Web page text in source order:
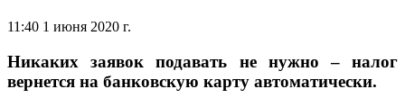
11:40 1 июня 2020 г.
Никаких заявок подавать не нужно – налог
вернется на банковскую карту автоматически.